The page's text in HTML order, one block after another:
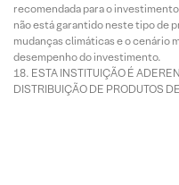
recomendada para o
não está garantido neste tipo de
mudanças climáticas e o cenário
desempenho do investimento.
ESTA INSTITUIÇÃO É
DISTRIBUIÇÃO DE PRODUTOS